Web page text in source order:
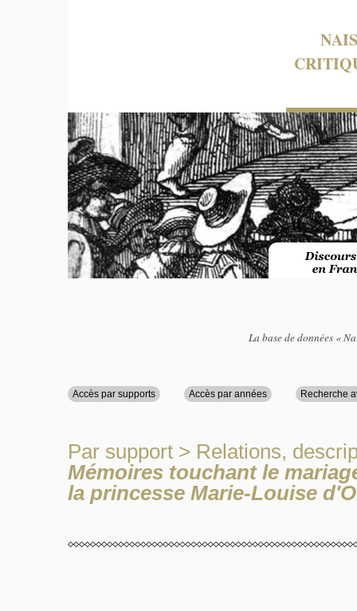
La base de données «
Accès par supports Accès par années Recherche
Par support > Relations,
Mémoires touchant le
la princesse Marie-Louise